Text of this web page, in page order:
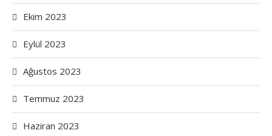
Ekim 2023
Eylül 2023
Ağustos 2023
Temmuz 2023
Haziran 2023